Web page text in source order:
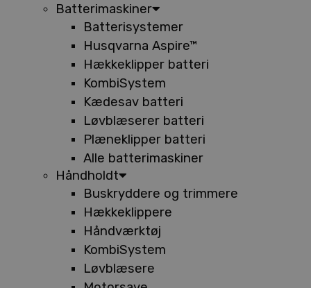
Batterimaskiner
Batterisystemer
Husqvarna Aspire™
Hækkeklipper batteri
KombiSystem
Kædesav batteri
Løvblæserer batteri
Plæneklipper batteri
Alle batterimaskiner
Håndholdt
Buskryddere og trimmere
Hækkeklippere
Håndværktøj
KombiSystem
Løvblæsere